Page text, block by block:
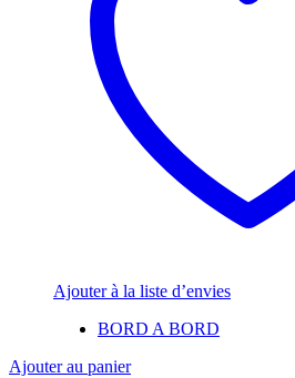
Ajouter à la liste d’envies
BORD A BORD
Ajouter au panier